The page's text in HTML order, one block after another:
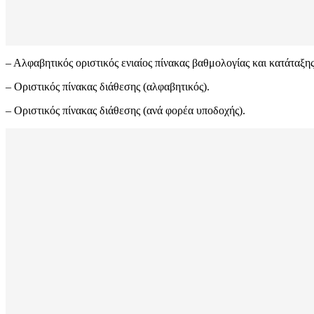
– Αλφαβητικός οριστικός ενιαίος πίνακας βαθμολογίας και
– Οριστικός πίνακας διάθεσης (αλφαβητικός).
– Οριστικός πίνακας διάθεσης (ανά φορέα υποδοχής).